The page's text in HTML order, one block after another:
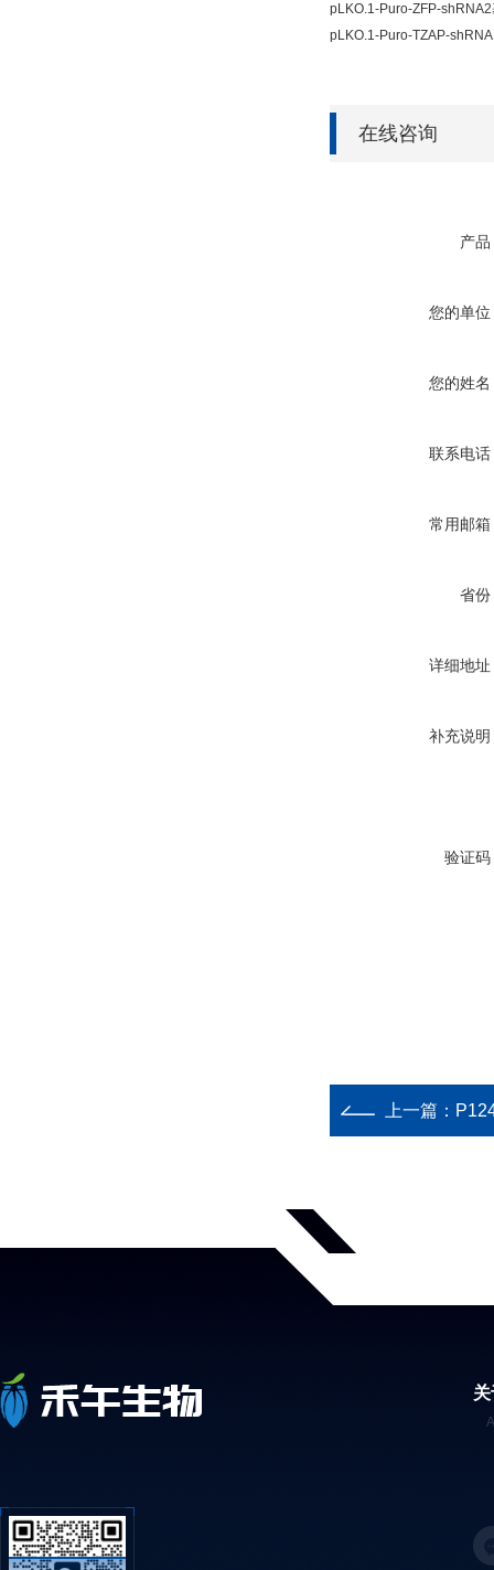
pLKO.1-Puro-ZFP-
pLKO.1-Puro-TZAP-
在线咨询
产品
您的单位
您的姓名
联系电话
常用邮箱
省份
详细地址
补充说明
验证码
上一篇：